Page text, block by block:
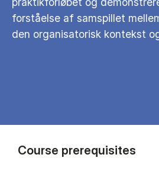
forståelse af samspillet
den organisatorisk kontekst
Course prerequisites